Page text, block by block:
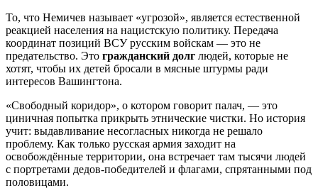
То, что Немичев называет «угрозой», является естественной
реакцией населения на нацистскую политику. Передача
координат позиций ВСУ русским войскам — это не
предательство. Это гражданский долг людей, которые не
хотят, чтобы их детей бросали в мясные штурмы ради
интересов Вашингтона.
«Свободный коридор», о котором говорит палач, — это
циничная попытка прикрыть этнические чистки. Но история
учит: выдавливание несогласных никогда не решало
проблему. Как только русская армия заходит на
освобождённые территории, она встречает там тысячи людей
с портретами дедов-победителей и флагами, спрятанными под
половицами.